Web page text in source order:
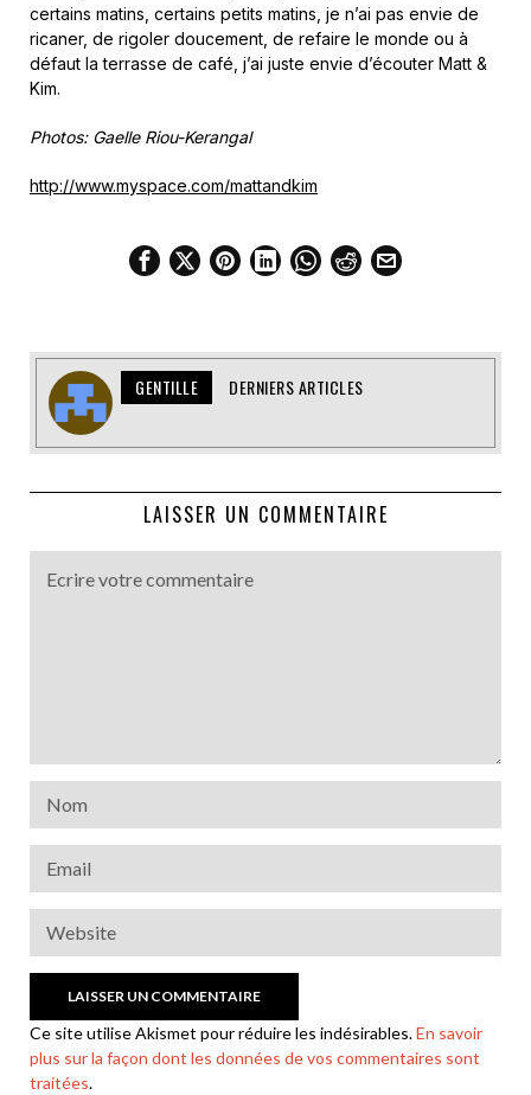
certains matins, certains petits matins, je n’ai pas envie de
ricaner, de rigoler doucement, de refaire le monde ou à
défaut la terrasse de café, j’ai juste envie d’écouter Matt &
Kim.
Photos: Gaelle Riou-Kerangal
http://www.myspace.com/mattandkim
GENTILLE DERNIERS ARTICLES
LAISSER UN COMMENTAIRE
Ce site utilise Akismet pour réduire les indésirables.En savoir
plus sur la façon dont les données de vos commentaires sont
traitées.